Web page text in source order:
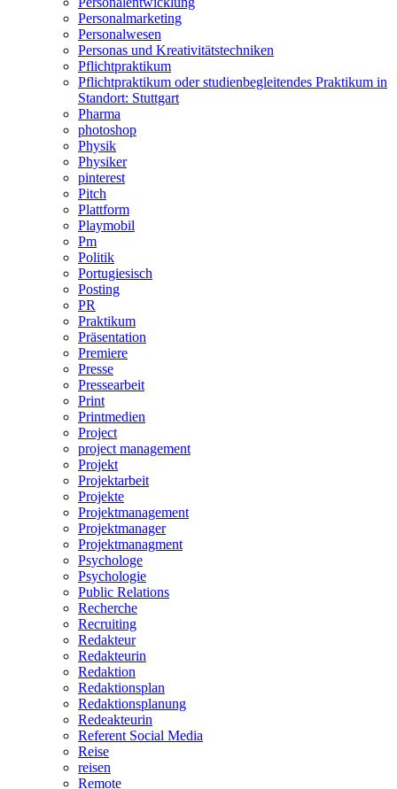
Personalmarketing
Personalwesen
Personas und Kreativitätstechniken
Pflichtpraktikum
Pflichtpraktikum oder studienbegleitendes Praktikum in
Standort: Stuttgart
Pharma
photoshop
Physik
Physiker
pinterest
Pitch
Plattform
Playmobil
Pm
Politik
Portugiesisch
Posting
PR
Praktikum
Präsentation
Premiere
Presse
Pressearbeit
Print
Printmedien
Project
project management
Projekt
Projektarbeit
Projekte
Projektmanagement
Projektmanager
Projektmanagment
Psychologe
Psychologie
Public Relations
Recherche
Recruiting
Redakteur
Redakteurin
Redaktion
Redaktionsplan
Redaktionsplanung
Redeakteurin
Referent Social Media
Reise
reisen
Remote